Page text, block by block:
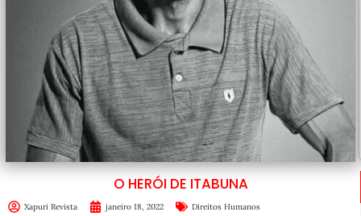
O HERÓI DE ITABUNA
Xapuri Revista janeiro 18, 2022 Direitos Humanos